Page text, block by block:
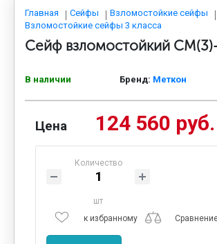
МЕБЕЛЬ ДЛЯ ДОМА
Главная Сейфы
Взломостойкие сейфы
Взломостойкие сейфы 3 класса
Сейф взломостойкий
В наличии Бренд: Меткон
Цена 124 560 руб.
Количество
шт
к избранному